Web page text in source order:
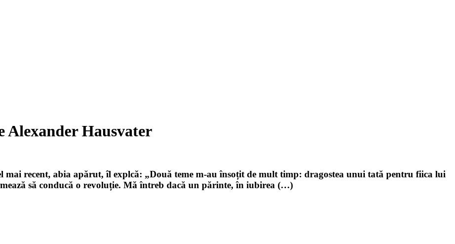
Alexander Hausvater
mai recent, abia apărut, îl explcă: „Două teme m-au însoțit de mult timp: dragostea unui tată pentru fiica lui
să conducă o revoluție. Mă întreb dacă un părinte, în iubirea (…)